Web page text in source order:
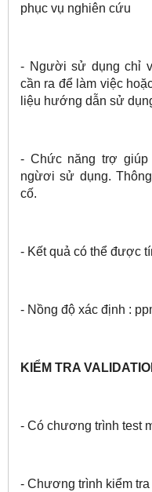
phục vụ nghiên cứu
- Người sử dụng chỉ
cần ra để làm việc
liệu hướng dẫn sử
- Chức năng trợ
ngừơi sử dụng.
cố.
- Kết quả có thể được
- Nồng độ xác định :
KIỂM TRA
- Có chương trình test
- Chương trình kiểm